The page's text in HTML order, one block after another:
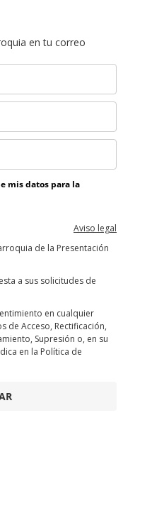
en tu correo
mis datos para la
Aviso legal
de la Presentación
a sus solicitudes de
en cualquier
de Acceso, Rectificación,
Supresión o, en su
en la Política de